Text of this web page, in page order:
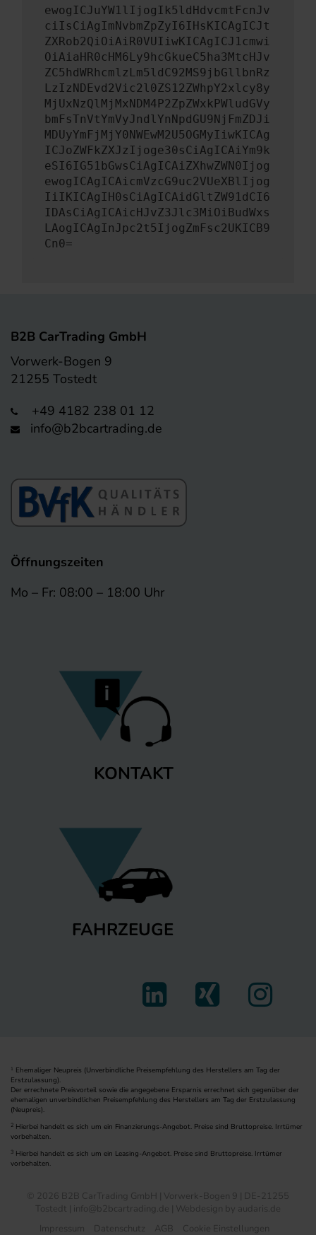
ewogICJuYW1lIjogIk5ldHdvcmtFcnJv
ciIsCiAgImNvbmZpZyI6IHsKICAgICJt
ZXRob2QiOiAiR0VUIiwKICAgICJ1cmwi
OiAiaHR0cHM6Ly9hcGkueC5ha3MtcHJv
ZC5hdWRhcmlzLm5ldC92MS9jbGllbnRz
LzIzNDEvd2Vic2l0ZS12ZWhpY2xlcy8y
MjUxNzQlMjMxNDM4P2ZpZWxkPWludGVy
bmFsTnVtYmVyJndlYnNpdGU9NjFmZDJi
MDUyYmFjMjY0NWEwM2U5OGMyIiwKICAg
ICJoZWFkZXJzIjoge30sCiAgICAiYm9k
eSI6IG51bGwsCiAgICAiZXhwZWN0Ijog
ewogICAgICAicmVzcG9uc2VUeXBlIjog
IiIKICAgIH0sCiAgICAidGltZW91dCI6
IDAsCiAgICAicHJvZ3Jlc3MiOiBudWxs
LAogICAgInJpc2t5IjogZmFsc2UKICB9
Cn0=
B2B CarTrading GmbH
Vorwerk-Bogen 9
21255 Tostedt
+49 4182 238 01 12
info@b2bcartrading.de
Öffnungszeiten
Mo – Fr: 08:00 – 18:00 Uhr
KONTAKT
FAHRZEUGE
1
Ehemaliger Neupreis (Unverbindliche Preisempfehlung des Herstellers am Tag der
Erstzulassung).
Der errechnete Preisvorteil sowie die angegebene Ersparnis errechnet sich gegenüber der
ehemaligen unverbindlichen Preisempfehlung des Herstellers am Tag der Erstzulassung
(Neupreis).
2 Hierbei handelt es sich um ein Finanzierungs-Angebot. Preise sind Bruttopreise. Irrtümer
vorbehalten.
3 Hierbei handelt es sich um ein Leasing-Angebot. Preise sind Bruttopreise. Irrtümer
vorbehalten.
© 2026 B2B CarTrading GmbH | Vorwerk-Bogen 9 | DE-21255
Tostedt | info@b2bcartrading.de | Webdesign by audaris.de
Impressum
Datenschutz AGB Cookie Einstellungen